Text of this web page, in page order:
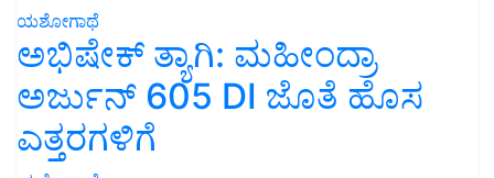
ಯಶೋಗಾಥೆ
ಅಭಿಷೇಕ್ ತ್ಯಾಗಿ: ಮಹೀಂದ್ರಾ
ಅರ್ಜುನ್ 605 DI ಜೊತೆ ಹೊಸ
ಎತ್ತರಗಳಿಗೆ